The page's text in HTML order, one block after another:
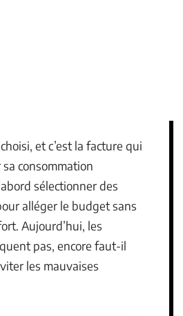
et c’est la facture qui
consommation
sélectionner des
alléger le budget sans
Aujourd’hui, les
pas, encore faut-il
les mauvaises